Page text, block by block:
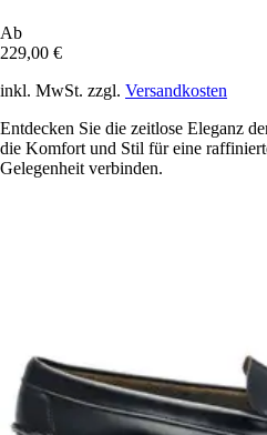
Ab
229,00 €
inkl. MwSt. zzgl. Versandkosten
Entdecken Sie die zeitlose Eleganz
die Komfort und Stil für eine
Gelegenheit verbinden.